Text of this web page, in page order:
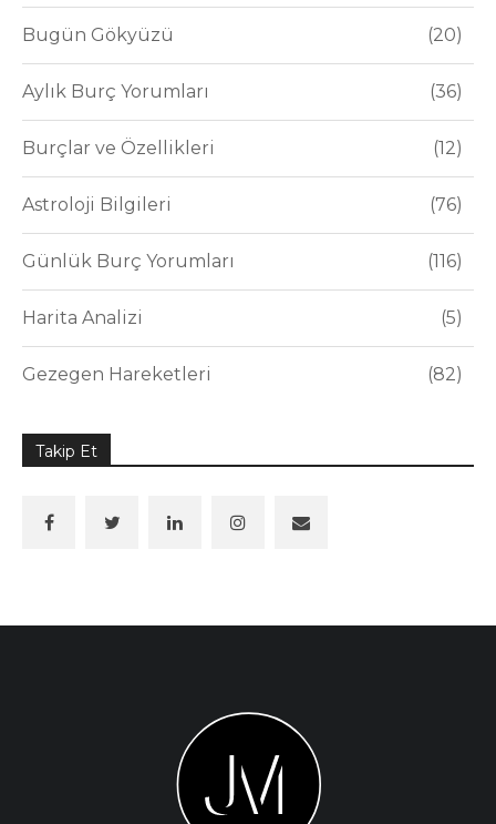
Bugün Gökyüzü 20
Aylık Burç Yorumları 36
Burçlar ve Özellikleri 12
Astroloji Bilgileri 76
Günlük Burç Yorumları 116
Harita Analizi 5
Gezegen Hareketleri 82
Takip Et